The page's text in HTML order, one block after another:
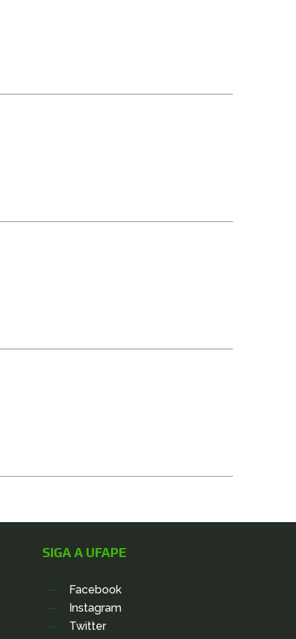
SIGA A UFAPE
Facebook
Instagram
Twitter